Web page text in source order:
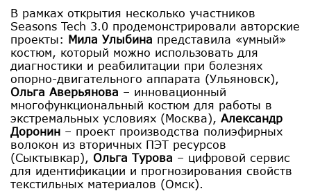
В рамках открытия несколько участников
Seasons Tech 3.0 продемонстрировали авторские
проекты: Мила Улыбина представила «умный»
костюм, который можно использовать для
диагностики и реабилитации при болезнях
опорно-двигательного аппарата (Ульяновск),
Ольга Аверьянова – инновационный
многофункциональный костюм для работы в
экстремальных условиях (Москва), Александр
Доронин – проект производства полиэфирных
волокон из вторичных ПЭТ ресурсов
(Сыктывкар), Ольга Турова – цифровой сервис
для идентификации и прогнозирования свойств
текстильных материалов (Омск).